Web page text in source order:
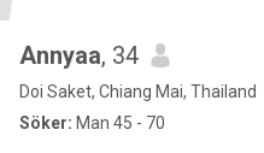
Annyaa, 34
Doi Saket, Chiang Mai, Thailand
Söker: Man 45 - 70